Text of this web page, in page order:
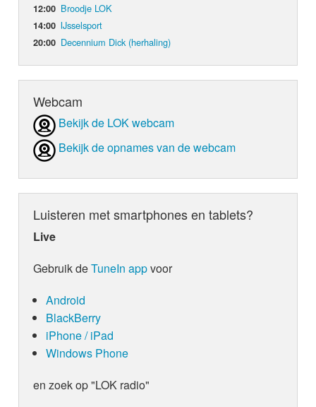
12:00 Broodje LOK
14:00 IJsselsport
20:00 Decennium Dick (herhaling)
Webcam
Bekijk de LOK webcam
Bekijk de opnames van de webcam
Luisteren met smartphones en tablets?
Live
Gebruik deTuneIn appvoor
Android
BlackBerry
iPhone / iPad
Windows Phone
en zoek op "LOK radio"